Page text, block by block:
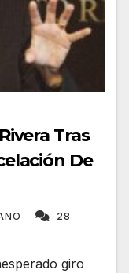
Tras
De
28
giro